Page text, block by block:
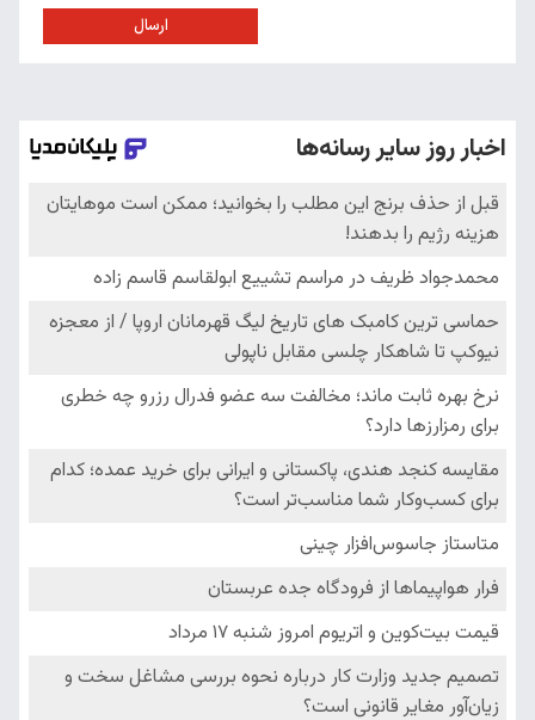
ارسال